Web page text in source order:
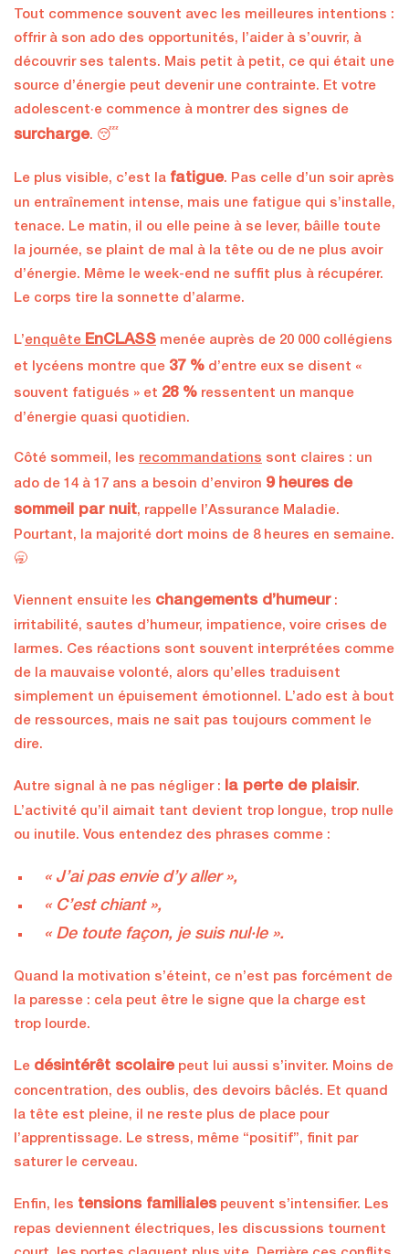
Tout commence souvent avec les meilleures intentions :
offrir à son ado des opportunités, l’aider à s’ouvrir, à
découvrir ses talents. Mais petit à petit, ce qui était une
source d’énergie peut devenir une contrainte. Et votre
adolescent·e commence à montrer des signes de
surcharge. 😴
Le plus visible, c’est la fatigue. Pas celle d’un soir après
un entraînement intense, mais une fatigue qui s’installe,
tenace. Le matin, il ou elle peine à se lever, bâille toute
la journée, se plaint de mal à la tête ou de ne plus avoir
d’énergie. Même le week-end ne suffit plus à récupérer.
Le corps tire la sonnette d’alarme.
L’enquête EnCLASS menée auprès de 20 000 collégiens
et lycéens montre que 37 % d’entre eux se disent «
souvent fatigués » et 28 % ressentent un manque
d’énergie quasi quotidien.
Côté sommeil, les recommandations sont claires : un
ado de 14 à 17 ans a besoin d’environ 9 heures de
sommeil par nuit, rappelle l’Assurance Maladie.
Pourtant, la majorité dort moins de 8 heures en semaine.
🥱
Viennent ensuite les changements d’humeur:
irritabilité, sautes d’humeur, impatience, voire crises de
larmes. Ces réactions sont souvent interprétées comme
de la mauvaise volonté, alors qu’elles traduisent
simplement un épuisement émotionnel. L’ado est à bout
de ressources, mais ne sait pas toujours comment le
dire.
Autre signal à ne pas négliger : la perte de plaisir.
L’activité qu’il aimait tant devient trop longue, trop nulle
ou inutile. Vous entendez des phrases comme :
« J’ai pas envie d’y aller »,
« C’est chiant »,
« De toute façon, je suis nul·le ».
Quand la motivation s’éteint, ce n’est pas forcément de
la paresse : cela peut être le signe que la charge est
trop lourde.
Le désintérêt scolaire peut lui aussi s’inviter. Moins de
concentration, des oublis, des devoirs bâclés. Et quand
la tête est pleine, il ne reste plus de place pour
l’apprentissage. Le stress, même “positif”, finit par
saturer le cerveau.
Enfin, les tensions familiales peuvent s’intensifier. Les
repas deviennent électriques, les discussions tournent